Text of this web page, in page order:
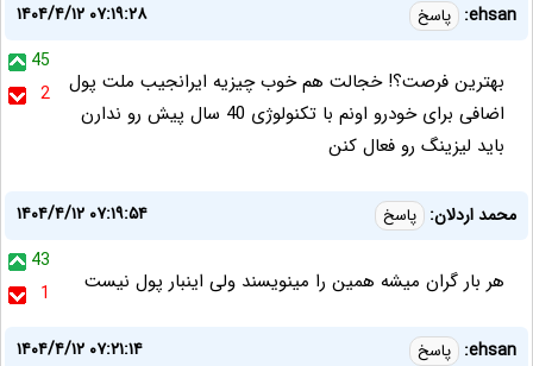
ehsan: پاسخ
۱۴۰۴/۴/۱۲ ۰۷:۱۹:۲۸
45
2
بهترین فرصت؟! خجالت هم خوب چیزیه ایرانجیب ملت پول
اضافی برای خودرو اونم با تکنولوژی 40 سال پیش رو ندارن
باید لیزینگ رو فعال کنن
محمد اردلان: پاسخ
۱۴۰۴/۴/۱۲ ۰۷:۱۹:۵۴
43
1
هر بار گران میشه همین را مینویسند ولی اینبار پول نیست
ehsan: پاسخ
۱۴۰۴/۴/۱۲ ۰۷:۲۱:۱۴